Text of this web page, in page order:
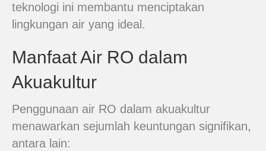
teknologi ini membantu menciptakan
lingkungan air yang ideal.
Manfaat Air RO dalam
Akuakultur
Penggunaan air RO dalam akuakultur
menawarkan sejumlah keuntungan signifikan,
antara lain: